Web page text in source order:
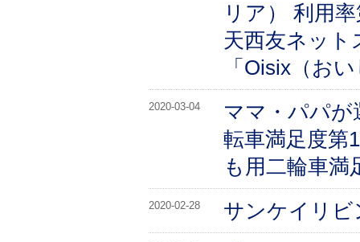
リア） 利用
天西友ネット
「Oisix（お
2020-03-04
ママ・パパ
転車満足度第
も用二輪車満
2020-02-28 サンケイリ